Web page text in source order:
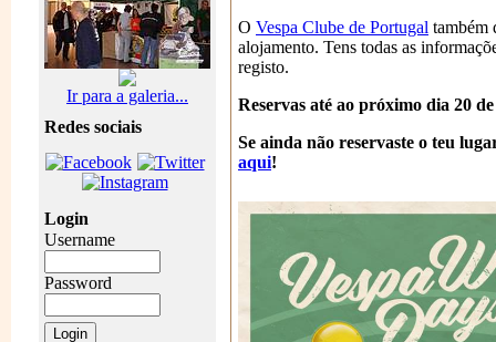
Ir para a galeria...
Redes sociais
Login
Username
Password
O Vespa Clube de Portugal também
alojamento. Tens todas as
registo.
Reservas até ao próximo dia 20
Se ainda não reservaste o teu
aqui!